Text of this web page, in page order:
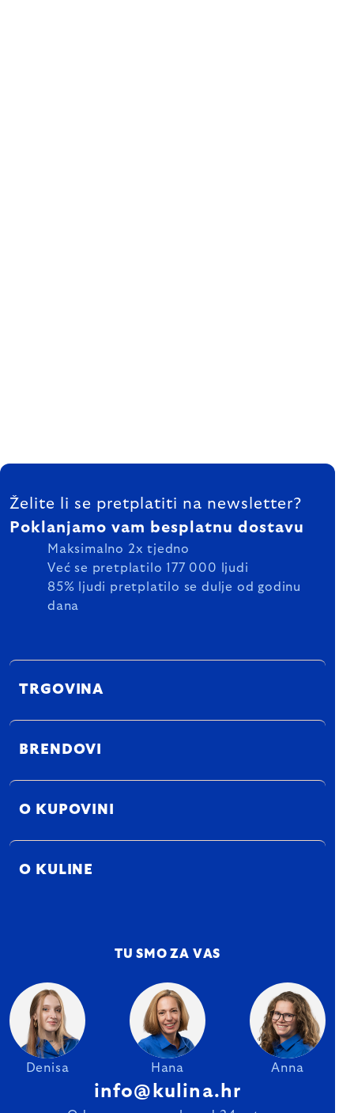
FOOTER
Želite li se pretplatiti na newsletter?
Poklanjamo vam besplatnu dostavu
Maksimalno 2x tjedno
Već se pretplatilo 177 000 ljudi
85% ljudi pretplatilo se dulje od godinu
dana
TRGOVINA
BRENDOVI
O KUPOVINI
O KULINE
TU SMO ZA VAS
Denisa Hana Anna
info@kulina.hr